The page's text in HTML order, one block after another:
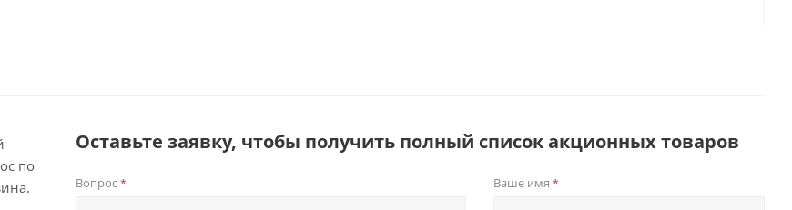
по
Оставьте заявку, чтобы получить полный список акционных товаров
Вопрос* Ваше имя *